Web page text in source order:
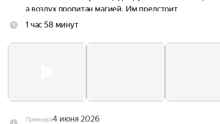
а воздух пропитан магией. Им предстоит
научиться управлять своими способностями и
чтобы суметь вернуться домой.
1 час 58 минут
Премьера4 июня 2026